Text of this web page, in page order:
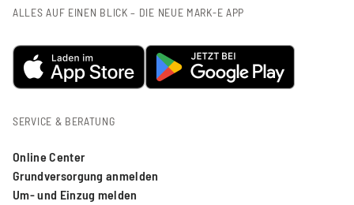
ALLES AUF EINEN BLICK – DIE NEUE MARK-E APP
SERVICE & BERATUNG
Online Center
Grundversorgung anmelden
Um- und Einzug melden